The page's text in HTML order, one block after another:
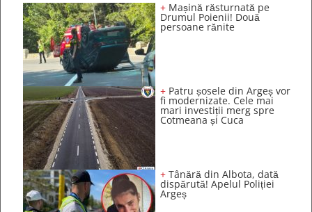
+ Mașină răsturnată pe
Drumul Poienii! Două
persoane rănite
+ Patru șosele din Argeș vor
fi modernizate. Cele mai
mari investiții merg spre
Cotmeana și Cuca
+ Tânără din Albota, dată
dispărută! Apelul Poliției
Argeș